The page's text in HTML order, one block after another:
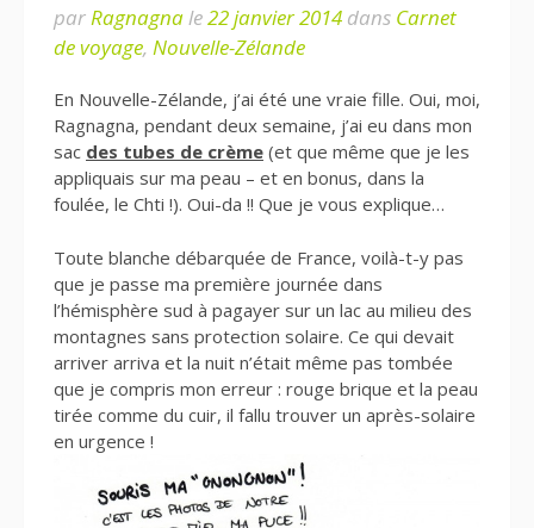
parRagnagnale22 janvier 2014 dans Carnet
de voyage, Nouvelle-Zélande
En Nouvelle-Zélande, j’ai été une vraie fille. Oui, moi,
Ragnagna, pendant deux semaine, j’ai eu dans mon
sac des tubes de crème (et que même que je les
appliquais sur ma peau – et en bonus, dans la
foulée, le Chti !). Oui-da !! Que je vous explique…
Toute blanche débarquée de France, voilà-t-y pas
que je passe ma première journée dans
l’hémisphère sud à pagayer sur un lac au milieu des
montagnes sans protection solaire. Ce qui devait
arriver arriva et la nuit n’était même pas tombée
que je compris mon erreur : rouge brique et la peau
tirée comme du cuir, il fallu trouver un après-solaire
en urgence !